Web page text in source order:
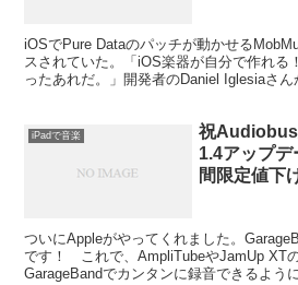
iOSでPure Dataのパッチが動かせる
スされていた。「iOS楽器が自分で作れる
ったあれだ。」開発者のDaniel Iglesiaさ
iPadで音楽
祝
1.4アップ
間限定値下
ついにAppleがやってくれました。
です！ これで、AmpliTubeやJamUp XT
GarageBandでカンタンに録音できるよ